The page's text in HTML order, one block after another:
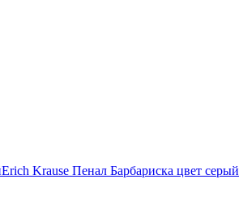
Erich Krause Пенал Барбариска цвет серый